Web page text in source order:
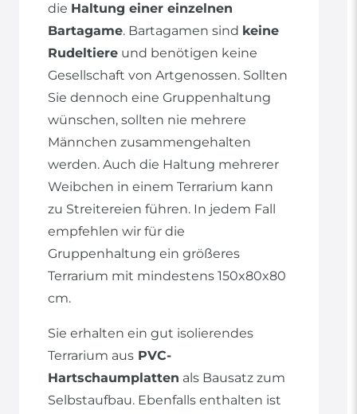
die Haltung einer einzelnen
Bartagame. Bartagamen sind keine
Rudeltiere und benötigen keine
Gesellschaft von Artgenossen. Sollten
Sie dennoch eine Gruppenhaltung
wünschen, sollten nie mehrere
Männchen zusammengehalten
werden. Auch die Haltung mehrerer
Weibchen in einem Terrarium kann
zu Streitereien führen. In jedem Fall
empfehlen wir für die
Gruppenhaltung ein größeres
Terrarium mit mindestens 150x80x80
cm.
Sie erhalten ein gut isolierendes
Terrarium aus PVC-
Hartschaumplatten als Bausatz zum
Selbstaufbau. Ebenfalls enthalten ist